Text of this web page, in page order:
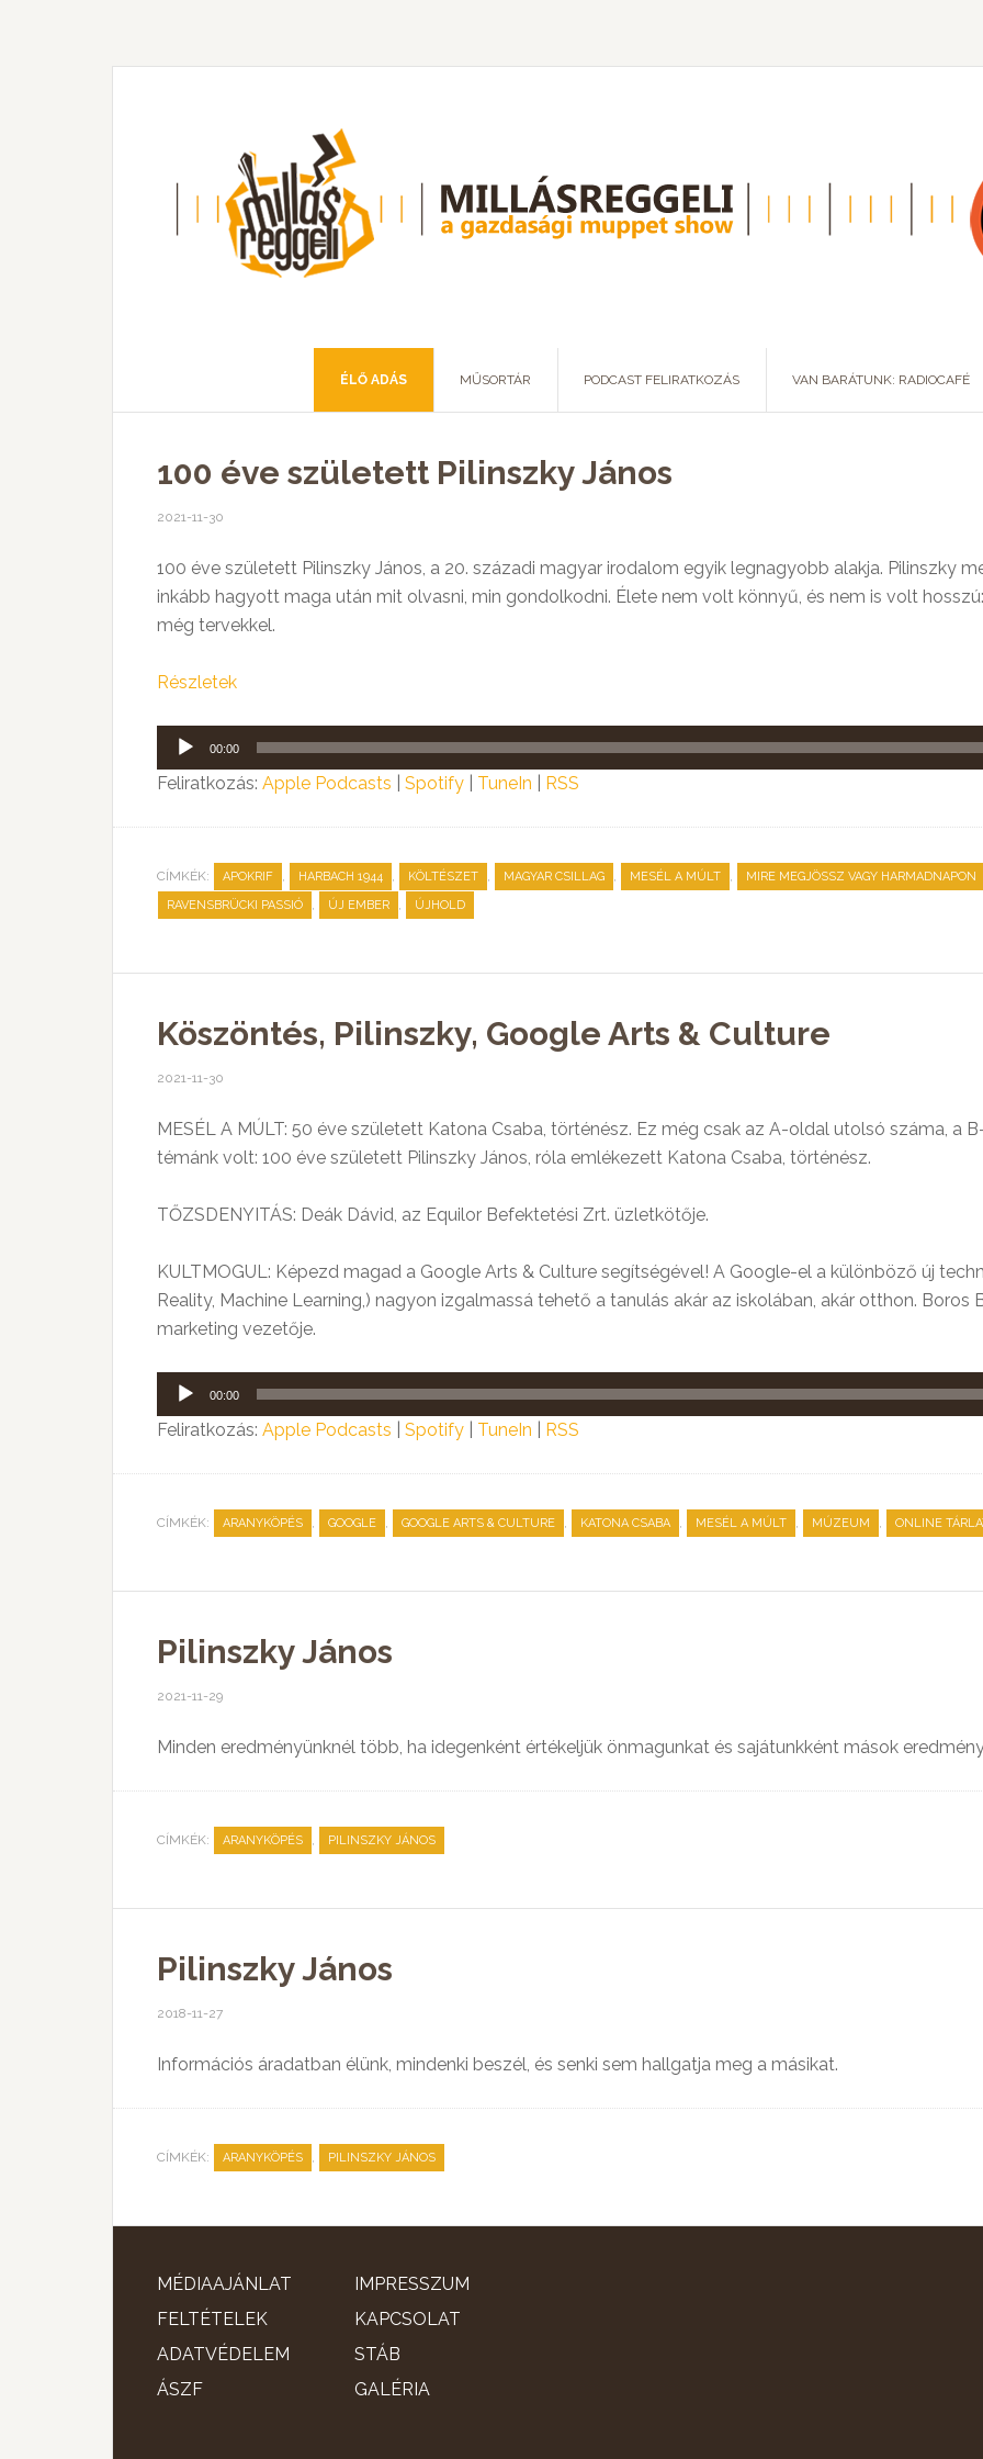
ÉLŐ ADÁS MŰSORTÁR PODCAST FELIRATKOZÁS VAN BARÁTUNK: RADIOCAFÉ
100 éve született Pilinszky János
2021-11-30
100 éve született Pilinszky János, a 20. századi magyar irodalom egyik legnagyobb alakja. Pilinszky
inkább hagyott maga után mit olvasni, min gondolkodni. Élete nem volt könnyű, és nem is volt
még tervekkel.
Részletek
Audió
lejátszó
00:00
Feliratkozás: Apple Podcasts Spotify TuneIn RSS
CÍMKÉK: APOKRIF , HARBACH 1944 , KÖLTÉSZET , MAGYAR CSILLAG , MESÉL A MÚLT , MIRE MEGJÖSSZ VAGY HARMADNAPON
RAVENSBRÜCKI PASSIÓ , ÚJ EMBER , ÚJHOLD
Köszöntés, Pilinszky, Google Arts & Culture
2021-11-30
MESÉL A MÚLT: 50 éve született Katona Csaba, történész. Ez még csak az A-oldal utolsó száma, a
témánk volt: 100 éve született Pilinszky János, róla emlékezett Katona Csaba, történész.
TŐZSDENYITÁS: Deák Dávid, az Equilor Befektetési Zrt. üzletkötője.
KULTMOGUL: Képezd magad a Google Arts & Culture segítségével! A Google-el a különböző új
Reality, Machine Learning,) nagyon izgalmassá tehető a tanulás akár az iskolában, akár otthon.
marketing vezetője.
Audió
lejátszó
00:00
Feliratkozás: Apple Podcasts Spotify TuneIn RSS
CÍMKÉK: ARANYKÖPÉS , GOOGLE , GOOGLE ARTS & CULTURE , KATONA CSABA , MESÉL A MÚLT , MÚZEUM , ONLINE
Pilinszky János
2021-11-29
Minden eredményünknél több, ha idegenként értékeljük önmagunkat és sajátunkként mások
CÍMKÉK: ARANYKÖPÉS , PILINSZKY JÁNOS
Pilinszky János
2018-11-27
Információs áradatban élünk, mindenki beszél, és senki sem hallgatja meg a másikat.
CÍMKÉK: ARANYKÖPÉS , PILINSZKY JÁNOS
MÉDIAAJÁNLAT
FELTÉTELEK
ADATVÉDELEM
ÁSZF
IMPRESSZUM
KAPCSOLAT
STÁB
GALÉRIA